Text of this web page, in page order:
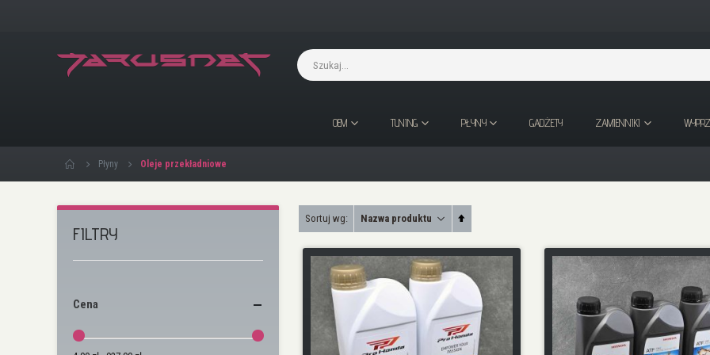
OEM TUNING PŁYNY GADŻETY ZAMIENNIKI
Płyny Oleje przekładniowe
Sortuj wg
Ustaw
malejący
FILTRY
Cena